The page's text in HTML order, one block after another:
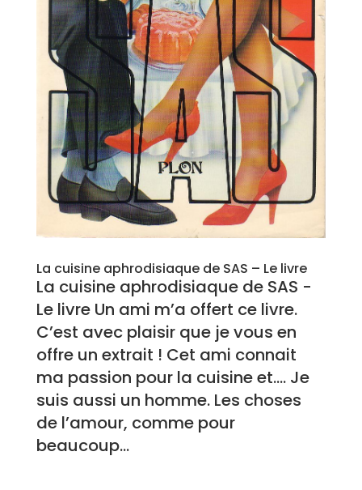
La cuisine aphrodisiaque de SAS – Le livre
La cuisine aphrodisiaque de SAS -
Le livre Un ami m’a offert ce livre.
C’est avec plaisir que je vous en
offre un extrait ! Cet ami connait
ma passion pour la cuisine et…. Je
suis aussi un homme. Les choses
de l’amour, comme pour
beaucoup...